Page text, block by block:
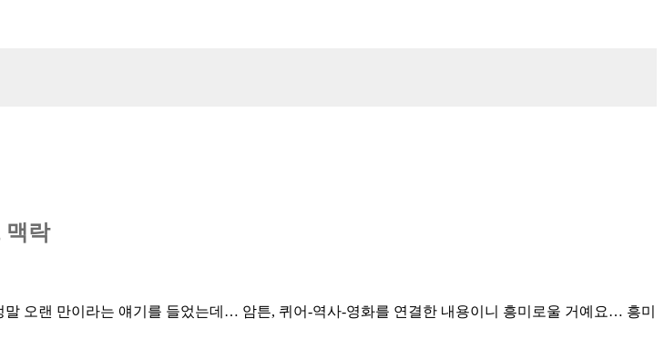
맥락
오랜 만이라는 얘기를 들었는데… 암튼, 퀴어-역사-영화를 연결한 내용이니 흥미로울 거예요… 흥미